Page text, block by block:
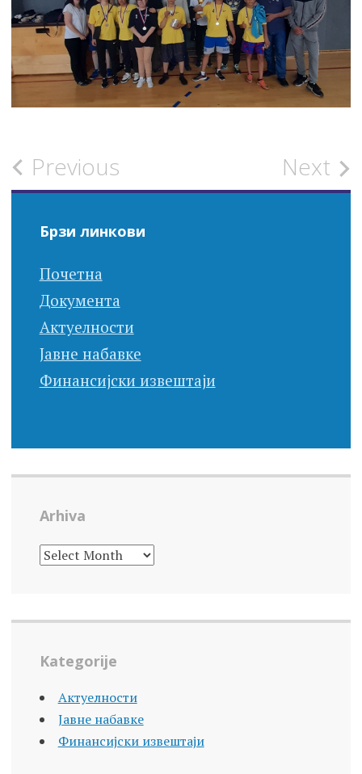
Post
navigation
Previous Next
Брзи линкови
Почетна
Документа
Актуелности
Јавне набавке
Финансијски извештаји
Arhiva
ARHIVA
Kategorije
Актуелности
Јавне набавке
Финансијски извештаји